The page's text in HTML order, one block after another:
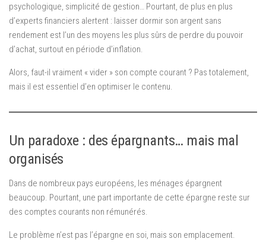
psychologique, simplicité de gestion… Pourtant, de plus en plus
d’experts financiers alertent : laisser dormir son argent sans
rendement est l’un des moyens les plus sûrs de perdre du pouvoir
d’achat, surtout en période d’inflation.
Alors, faut-il vraiment « vider » son compte courant ? Pas totalement,
mais il est essentiel d’en optimiser le contenu.
Un paradoxe : des épargnants… mais mal
organisés
Dans de nombreux pays européens, les ménages épargnent
beaucoup. Pourtant, une part importante de cette épargne reste sur
des comptes courants non rémunérés.
Le problème n’est pas l’épargne en soi, mais son emplacement.